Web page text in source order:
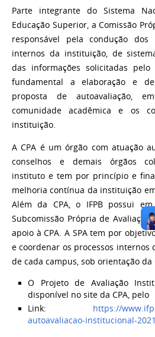
Parte integrante do Sistema
Educação Superior, a Comissão
responsável pela condução dos
internos da instituição, de
das informações solicitadas pelo
fundamental a elaboração e
proposta de autoavaliação,
comunidade acadêmica e os
instituição.
A CPA é um órgão com atuação
conselhos e demais órgãos
instituto e tem por princípio e
melhoria contínua da instituição
Além da CPA, o IFPB possui
Subcomissão Própria de
apoio à CPA. A SPA tem por
e coordenar os processos internos
de cada campus, sob orientação da
O Projeto de Avaliação
disponível no site da CPA, pelo
Link: https://
autoavaliacao-institucional-